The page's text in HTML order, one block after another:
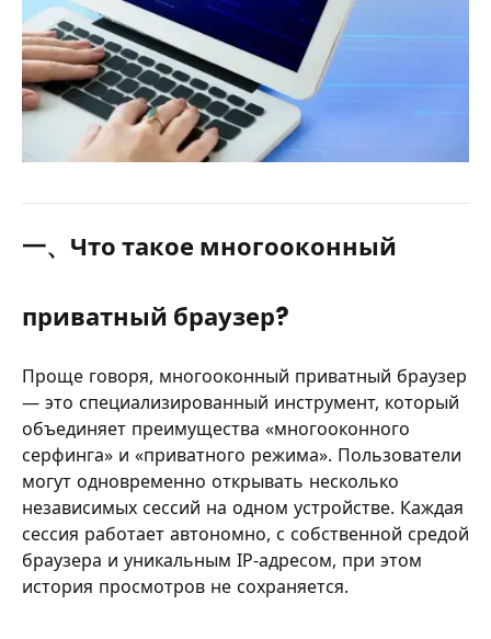
一、Что такое многооконный
приватный браузер?
Проще говоря, многооконный приватный браузер
— это специализированный инструмент, который
объединяет преимущества «многооконного
серфинга» и «приватного режима». Пользователи
могут одновременно открывать несколько
независимых сессий на одном устройстве. Каждая
сессия работает автономно, с собственной средой
браузера и уникальным IP-адресом, при этом
история просмотров не сохраняется.